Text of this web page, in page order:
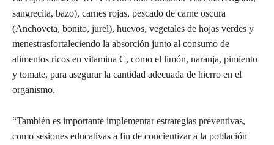
sangrecita, bazo), carnes rojas, pescado de carne oscura
(Anchoveta, bonito, jurel), huevos, vegetales de hojas verdes y
menestrasfortaleciendo la absorción junto al consumo de
alimentos ricos en vitamina C, como el limón, naranja, pimiento
y tomate, para asegurarla cantidad adecuada de hierro en el
organismo.
“También es importante implementarestrategias preventivas,
como sesiones educativas a fin de concientizar a la población